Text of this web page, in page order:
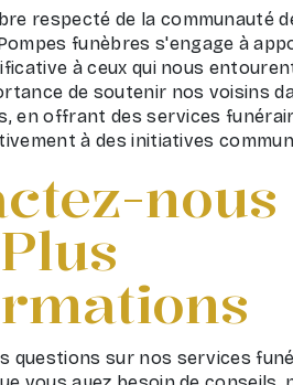
respecté de la communauté
funèbres s'engage à
à ceux qui nous
de soutenir nos voisins
en offrant des services
à des initiatives
nous
questions sur nos services